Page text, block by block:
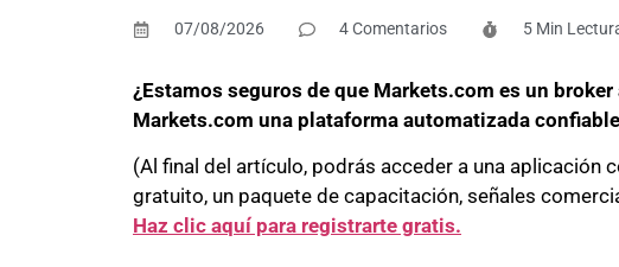
07/08/2026 4 Comentarios 5 Min
¿Estamos seguros de que Markets.com es un
Markets.com una plataforma automatizada
(Al final del artículo, podrás acceder a una aplicación
gratuito, un paquete de capacitación, señales
Haz clic aquí para registrarte gratis.